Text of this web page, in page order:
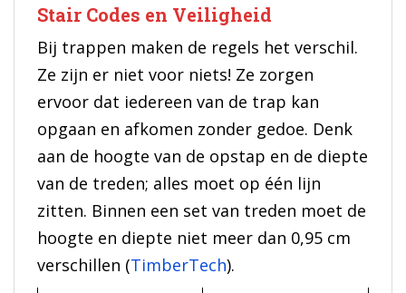
Stair Codes en Veiligheid
Bij trappen maken de regels het verschil.
Ze zijn er niet voor niets! Ze zorgen
ervoor dat iedereen van de trap kan
opgaan en afkomen zonder gedoe. Denk
aan de hoogte van de opstap en de diepte
van de treden; alles moet op één lijn
zitten. Binnen een set van treden moet de
hoogte en diepte niet meer dan 0,95 cm
verschillen (TimberTech).